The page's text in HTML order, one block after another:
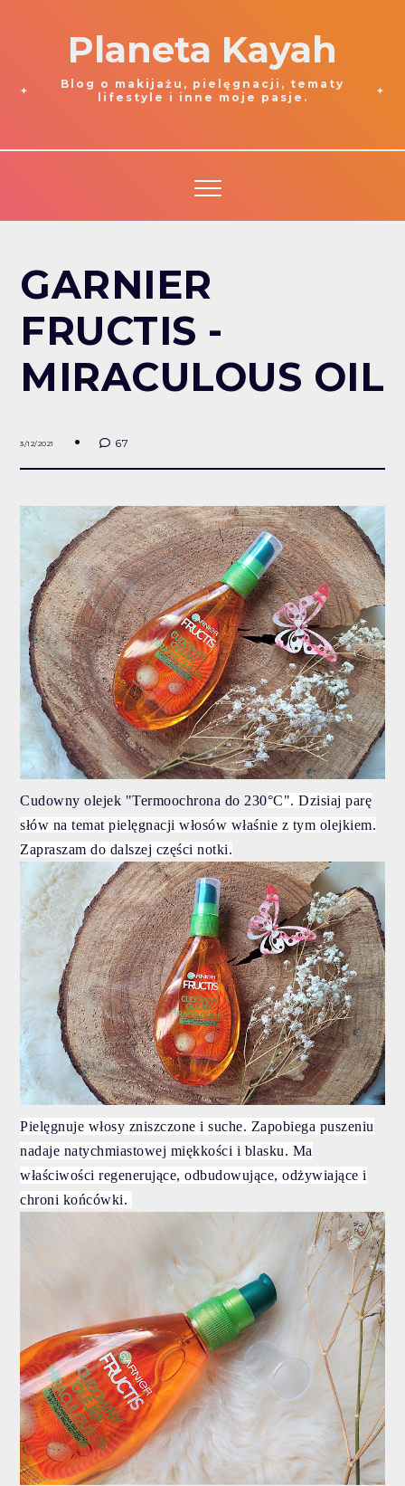
Planeta Kayah
Blog o makijażu, pielęgnacji, tematy
lifestyle i inne moje pasje.
GARNIER
FRUCTIS -
MIRACULOUS OIL
3/12/2021 67
Cudowny olejek "Termoochrona do 230°C". Dzisiaj parę
słów na temat pielęgnacji włosów właśnie z tym olejkiem.
Zapraszam do dalszej części notki.
Pielęgnuje włosy zniszczone i suche. Zapobiega puszeniu
nadaje natychmiastowej miękkości i blasku. Ma
właściwości regenerujące, odbudowujące, odżywiające i
chroni końcówki.